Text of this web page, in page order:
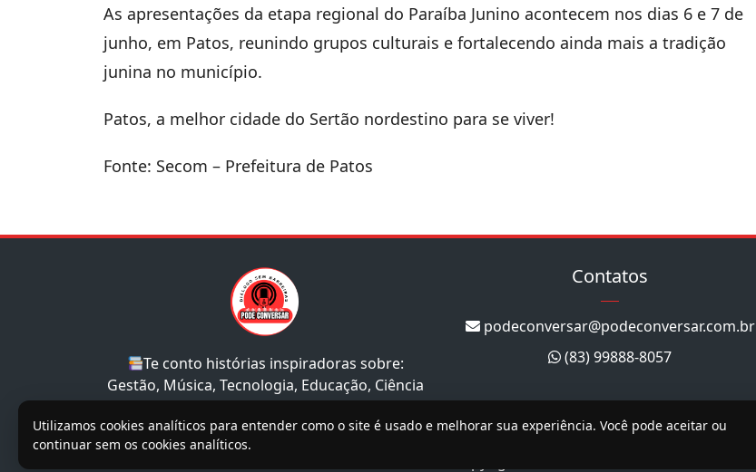
As apresentações da etapa regional do Paraíba Junino acontecem nos dias 6 e 7 de
junho, em Patos, reunindo grupos culturais e fortalecendo ainda mais a tradição
junina no município.
Patos, a melhor cidade do Sertão nordestino para se viver!
Fonte: Secom – Prefeitura de Patos
Te conto histórias inspiradoras sobre:
Gestão, Música, Tecnologia, Educação, Ciência
e Sociedade.
Contatos
podeconversar@podeconversar.com.br
(83) 99888-8057
Utilizamos cookies analíticos para entender como o site é usado e melhorar sua experiência. Você pode aceitar ou
continuar sem os cookies analíticos.